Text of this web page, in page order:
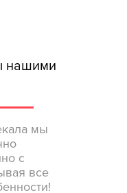
нашими
мы
с
все